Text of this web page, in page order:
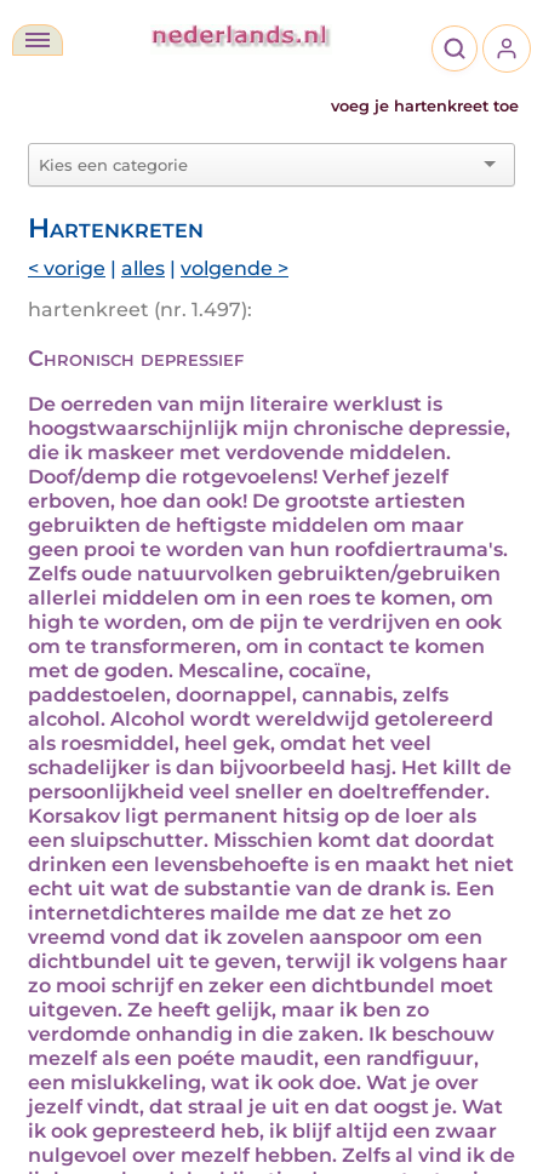
voeg je hartenkreet toe
Hartenkreten
< vorige | alles | volgende >
hartenkreet (nr. 1.497):
Chronisch depressief
De oerreden van mijn literaire werklust is
hoogstwaarschijnlijk mijn chronische depressie,
die ik maskeer met verdovende middelen.
Doof/demp die rotgevoelens! Verhef jezelf
erboven, hoe dan ook! De grootste artiesten
gebruikten de heftigste middelen om maar
geen prooi te worden van hun roofdiertrauma's.
Zelfs oude natuurvolken gebruikten/gebruiken
allerlei middelen om in een roes te komen, om
high te worden, om de pijn te verdrijven en ook
om te transformeren, om in contact te komen
met de goden. Mescaline, cocaïne,
paddestoelen, doornappel, cannabis, zelfs
alcohol. Alcohol wordt wereldwijd getolereerd
als roesmiddel, heel gek, omdat het veel
schadelijker is dan bijvoorbeeld hasj. Het killt de
persoonlijkheid veel sneller en doeltreffender.
Korsakov ligt permanent hitsig op de loer als
een sluipschutter. Misschien komt dat doordat
drinken een levensbehoefte is en maakt het niet
echt uit wat de substantie van de drank is. Een
internetdichteres mailde me dat ze het zo
vreemd vond dat ik zovelen aanspoor om een
dichtbundel uit te geven, terwijl ik volgens haar
zo mooi schrijf en zeker een dichtbundel moet
uitgeven. Ze heeft gelijk, maar ik ben zo
verdomde onhandig in die zaken. Ik beschouw
mezelf als een poéte maudit, een randfiguur,
een mislukkeling, wat ik ook doe. Wat je over
jezelf vindt, dat straal je uit en dat oogst je. Wat
ik ook gepresteerd heb, ik blijf altijd een zwaar
nulgevoel over mezelf hebben. Zelfs al vind ik de